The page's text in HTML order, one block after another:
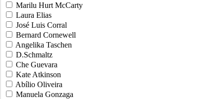
Marilu Hurt McCarty
Laura Elias
José Luis Corral
Bernard Cornewell
Angelika Taschen
D.Schmaltz
Che Guevara
Kate Atkinson
Abílio Oliveira
Manuela Gonzaga